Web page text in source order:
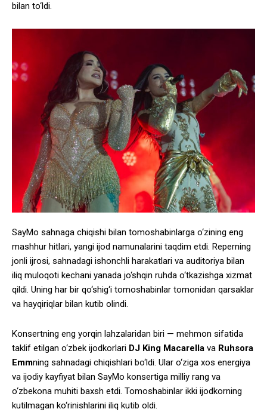
bilan to‘ldi.
SayMo sahnaga chiqishi bilan tomoshabinlarga o‘zining eng
mashhur hitlari, yangi ijod namunalarini taqdim etdi. Reperning
jonli ijrosi, sahnadagi ishonchli harakatlari va auditoriya bilan
iliq muloqoti kechani yanada jo‘shqin ruhda o‘tkazishga xizmat
qildi. Uning har bir qo‘shig‘i tomoshabinlar tomonidan qarsaklar
va hayqiriqlar bilan kutib olindi.
Konsertning eng yorqin lahzalaridan biri — mehmon sifatida
taklif etilgan o‘zbek ijodkorlari DJ King Macarella va Ruhsora
Emmning sahnadagi chiqishlari bo‘ldi. Ular o‘ziga xos energiya
va ijodiy kayfiyat bilan SayMo konsertiga milliy rang va
o‘zbekona muhiti baxsh etdi. Tomoshabinlar ikki ijodkorning
kutilmagan ko‘rinishlarini iliq kutib oldi.